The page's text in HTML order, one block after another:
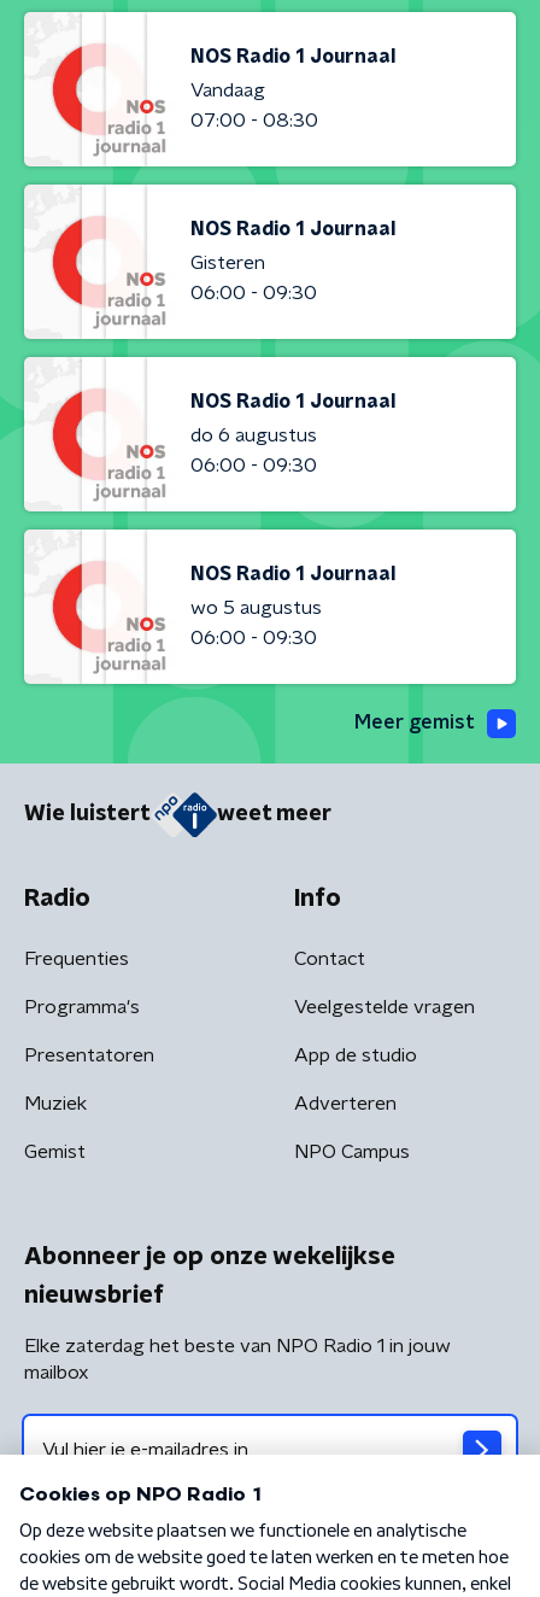
NOS Radio 1 Journaal
Vandaag
07:00 - 08:30
NOS Radio 1 Journaal
Gisteren
06:00 - 09:30
NOS Radio 1 Journaal
do 6 augustus
06:00 - 09:30
NOS Radio 1 Journaal
wo 5 augustus
06:00 - 09:30
Meer gemist
Wie luistert weet meer
Radio
Frequenties
Programma's
Presentatoren
Muziek
Gemist
Info
Contact
Veelgestelde vragen
App de studio
Adverteren
NPO Campus
Abonneer je op onze wekelijkse
nieuwsbrief
Elke zaterdag het beste van NPO Radio 1 in jouw
mailbox